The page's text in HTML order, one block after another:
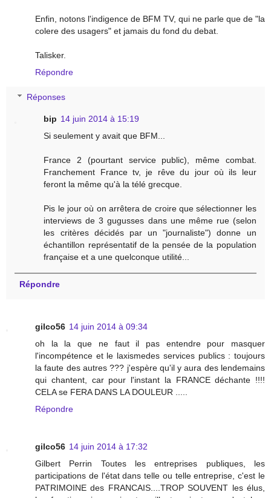
Enfin, notons l'indigence de BFM TV, qui ne parle que de "la
colere des usagers" et jamais du fond du debat.
Talisker.
Répondre
Réponses
bip 14 juin 2014 à 15:19
Si seulement y avait que BFM...
France 2 (pourtant service public), même combat.
Franchement France tv, je rêve du jour où ils leur
feront la même qu'à la télé grecque.
Pis le jour où on arrêtera de croire que sélectionner les
interviews de 3 gugusses dans une même rue (selon
les critères décidés par un "journaliste") donne un
échantillon représentatif de la pensée de la population
française et a une quelconque utilité...
Répondre
gilco56 14 juin 2014 à 09:34
oh la la que ne faut il pas entendre pour masquer
l'incompétence et le laxismedes services publics : toujours
la faute des autres ??? j'espère qu'il y aura des lendemains
qui chantent, car pour l'instant la FRANCE déchante !!!!
CELA se FERA DANS LA DOULEUR .....
Répondre
gilco56 14 juin 2014 à 17:32
Gilbert Perrin Toutes les entreprises publiques, les
participations de l'état dans telle ou telle entreprise, c'est le
PATRIMOINE des FRANCAIS....TROP SOUVENT les élus,